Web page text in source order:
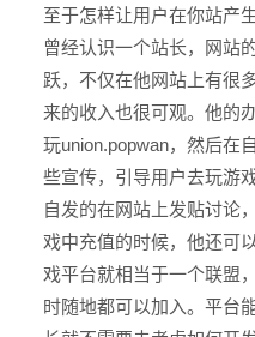
至于怎样让用户在你站产
曾经认识一个站长，网站
跃，不仅在他网站上有很
来的收入也很可观。他的
玩union.popwan，然后在
些宣传，引导用户去玩游
自发的在网站上发贴讨论
戏中充值的时候，他还可
戏平台就相当于一个联盟
时随地都可以加入。平台